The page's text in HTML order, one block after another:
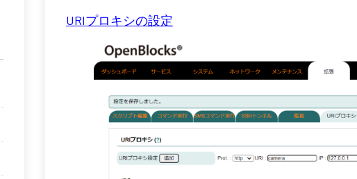
URIプロキシの設定